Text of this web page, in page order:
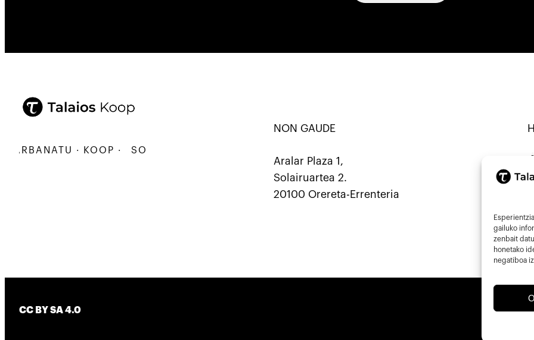
gailuko
zenbait
honetako
negatiboa
· KOOP · SORTU · ERALDATU · ELKARBANATU · KOOP ·
NON GAUDE
Aralar Plaza 1,
Solairuartea 2.
20100 Orereta-Errenteria
CC BY SA 4.0